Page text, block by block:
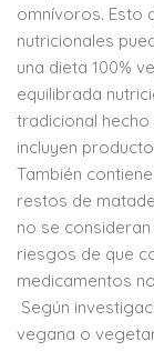
omnívoros. Esto
nutricionales
una dieta 100%
equilibrada
tradicional
incluyen
También
restos de
no se
riesgos de que
medicamentos
Según
vegana o